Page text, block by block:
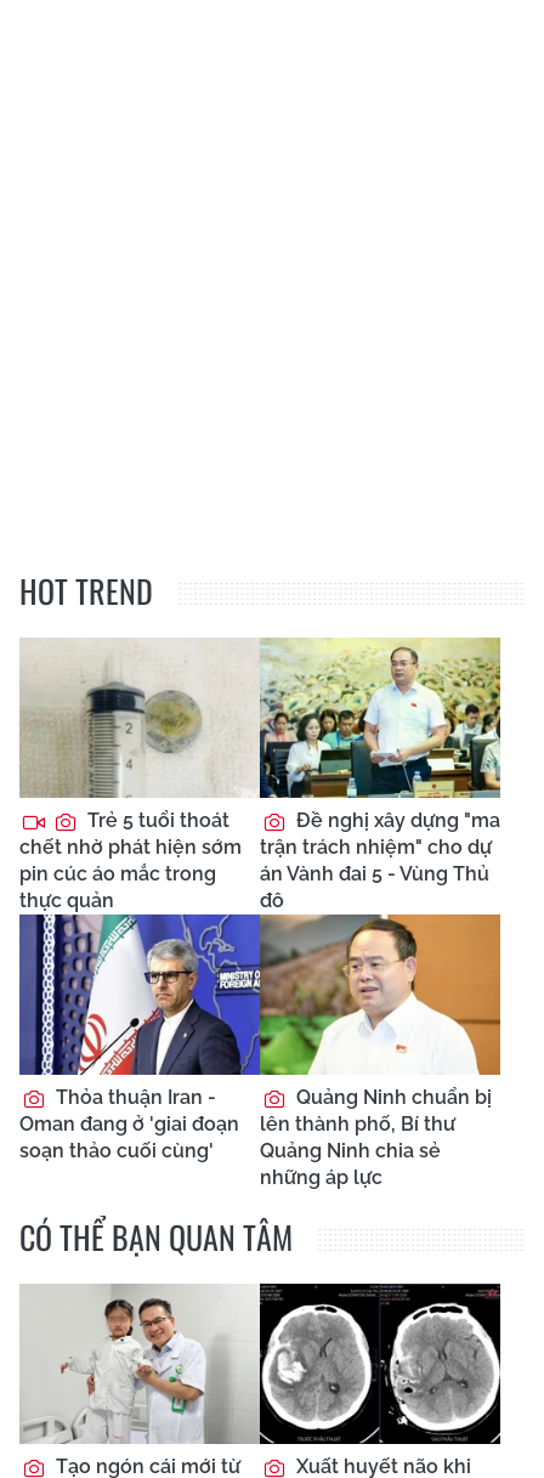
HOT TREND
Trẻ 5 tuổi thoát
chết nhờ phát hiện sớm
pin cúc áo mắc trong
thực quản
Đề nghị xây dựng "ma
trận trách nhiệm" cho dự
án Vành đai 5 - Vùng Thủ
đô
Thỏa thuận Iran -
Oman đang ở 'giai đoạn
soạn thảo cuối cùng'
Quảng Ninh chuẩn bị
lên thành phố, Bí thư
Quảng Ninh chia sẻ
những áp lực
CÓ THỂ BẠN QUAN TÂM
Tạo ngón cái mới từ Xuất huyết não khi